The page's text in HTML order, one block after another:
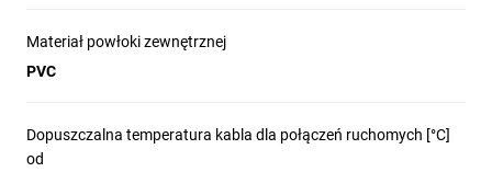
Trasy komunikacyjne Profibus w automatyce
Instalacje budynkowe wymagające klasy reakcji na ogień
Materiał powłoki zewnętrznej
PVC
Dopuszczalna temperatura kabla dla połączeń ruchomych [°C]
od